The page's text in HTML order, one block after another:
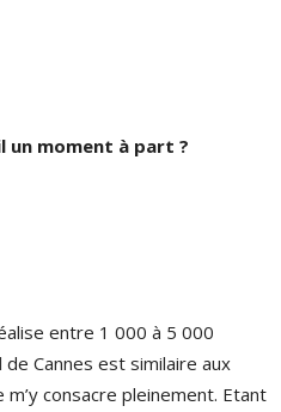
un moment à part ?
entre 1 000 à 5 000
Cannes est similaire aux
consacre pleinement. Etant